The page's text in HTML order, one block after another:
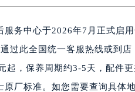
越城区胜利东路379号世茂天
南湖区广益路705号嘉兴世界
红谷滩新区红谷中大道998号
历下区经十路11111号华润中
服务中心于2026年7月正式启
过此全国统一客服热线或到
起，保养周期约3-5天，配件
原厂标准。如您需要查询具体